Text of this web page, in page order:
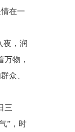
在一
夜，润
物，
众、
三
”，时